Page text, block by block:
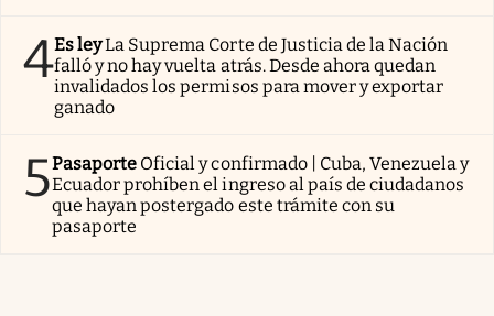
4Es leyLa Suprema Corte de Justicia de la Nación
falló y no hay vuelta atrás. Desde ahora quedan
invalidados los permisos para mover y exportar
ganado
5Pasaporte Oficial y confirmado | Cuba, Venezuela y
Ecuador prohíben el ingreso al país de ciudadanos
que hayan postergado este trámite con su
pasaporte